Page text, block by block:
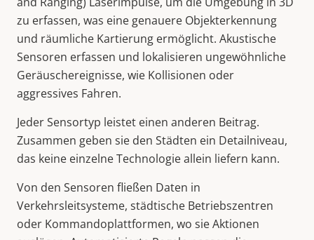
zu erfassen, was eine genauere Objekterkennung
und räumliche Kartierung ermöglicht. Akustische
Sensoren erfassen und lokalisieren ungewöhnliche
Geräuschereignisse, wie Kollisionen oder
aggressives Fahren.
Jeder Sensortyp leistet einen anderen Beitrag.
Zusammen geben sie den Städten ein Detailniveau,
das keine einzelne Technologie allein liefern kann.
Von den Sensoren fließen Daten in
Verkehrsleitsysteme, städtische Betriebszentren
oder Kommandoplattformen, wo sie Aktionen